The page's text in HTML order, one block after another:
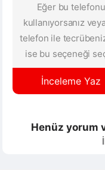
Eğer bu telefonu
kullanıyorsanız
telefon ile
ise bu seçeneği
İnceleme Yaz
Henüz yorum